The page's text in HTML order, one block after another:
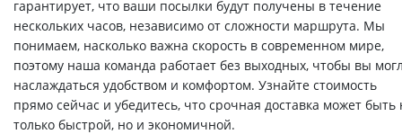
гарантирует, что ваши посылки будут получены в течение
нескольких часов, независимо от сложности маршрута. Мы
понимаем, насколько важна скорость в современном мире,
поэтому наша команда работает без выходных, чтобы вы
наслаждаться удобством и комфортом. Узнайте стоимость
прямо сейчас и убедитесь, что срочная доставка может быть
только быстрой, но и экономичной.